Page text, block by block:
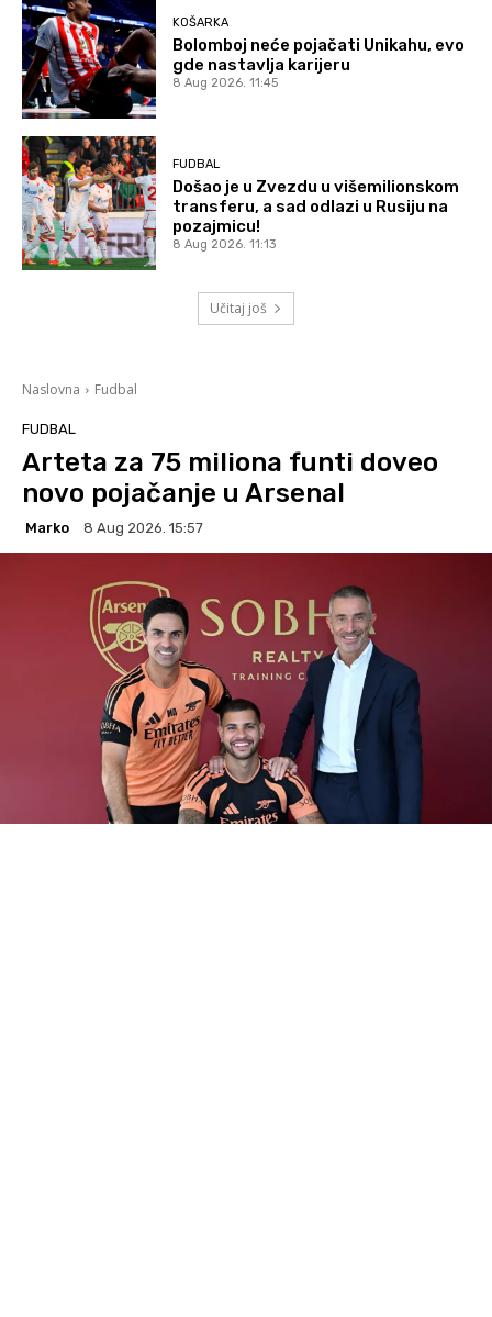
KOŠARKA
Bolomboj neće pojačati Unikahu, evo
gde nastavlja karijeru
8 Aug 2026. 11:45
FUDBAL
Došao je u Zvezdu u višemilionskom
transferu, a sad odlazi u Rusiju na
pozajmicu!
8 Aug 2026. 11:13
Učitaj još